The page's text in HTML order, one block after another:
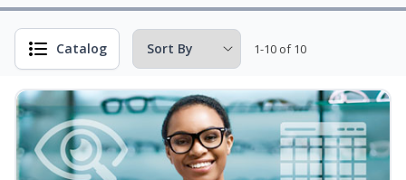
Catalog 1-10 of 10